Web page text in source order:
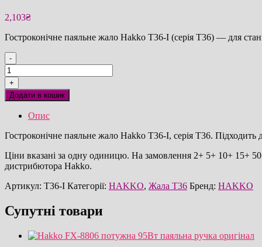
2,103₴
Гостроконічне паяльне жало Hakko T36-I (серія T36) — для
-
Hakko
T36-
I
гостроконічне
паяльне
оригінал
кількість
+
Додати в кошик
Опис
Гостроконічне паяльне жало Hakko T36-I, серія T36.
Ціни вказані за одну одиницю. На замовлення 2+ 5+ 10+ 15+
дистрибютора Hakko.
Артикул: T36-I Категорії: HAKKO, Жала T36 Бренд: HAKKO
Супутні товари